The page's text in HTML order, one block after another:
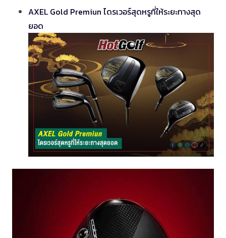
AXEL Gold Premiun ไดรเวอร์สุดหรูที่ให้ระยะทางสุด
ยอด